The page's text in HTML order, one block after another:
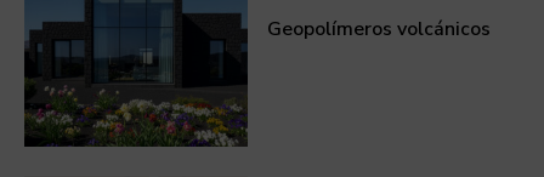
Geopolímeros volcánicos